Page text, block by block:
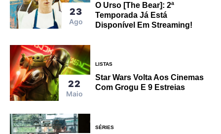
23
Ago
O Urso [The Bear]: 2ª
Temporada Já Está
Disponível Em Streaming!
22
Maio
LISTAS
Star Wars Volta Aos Cinemas
Com Grogu E 9 Estreias
SÉRIES